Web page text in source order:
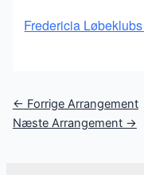
Fredericia
Post
navigation
← Forrige Arrangement
Næste Arrangement →